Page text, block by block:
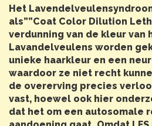
Het
als””Coat Color Dilution
verdunning van de kleur van
Lavandelveulens worden
unieke haarkleur en een
waardoor ze niet recht
de overerving precies
vast, hoewel ook hier
dat het om een autosomale